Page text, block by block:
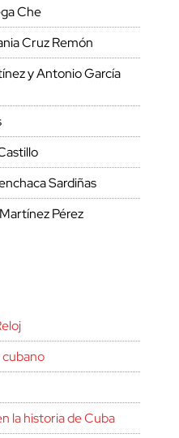
Che
Cruz Remón
y Antonio García
Sardiñas
Pérez
cubano
la historia de Cuba